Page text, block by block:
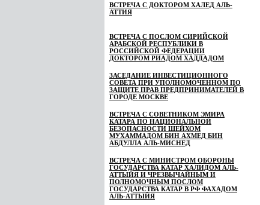
ВСТРЕЧА С ДОКТОРОМ ХАЛЕД АЛЬ-
АТТИЯ
ВСТРЕЧА С ПОСЛОМ СИРИЙСКОЙ
АРАБСКОЙ РЕСПУБЛИКИ В
РОССИЙСКОЙ ФЕДЕРАЦИИ
ДОКТОРОМ РИАДОМ ХАДДАДОМ
ЗАСЕДАНИЕ ИНВЕСТИЦИОННОГО
СОВЕТА ПРИ УПОЛНОМОЧЕННОМ ПО
ЗАЩИТЕ ПРАВ ПРЕДПРИНИМАТЕЛЕЙ В
ГОРОДЕ МОСКВЕ
ВСТРЕЧА С СОВЕТНИКОМ ЭМИРА
КАТАРА ПО НАЦИОНАЛЬНОЙ
БЕЗОПАСНОСТИ ШЕЙХОМ
МУХАММАДОМ БИН АХМЕД БИН
АБДУЛЛА АЛЬ-МИСНЕД
ВСТРЕЧА С МИНИСТРОМ ОБОРОНЫ
ГОСУДАРСТВА КАТАР ХАЛИДОМ АЛЬ-
АТТЫЙЯ И ЧРЕЗВЫЧАЙНЫМ И
ПОЛНОМОЧНЫМ ПОСЛОМ
ГОСУДАРСТВА КАТАР В РФ ФАХАДОМ
АЛЬ-АТТЫЙЯ